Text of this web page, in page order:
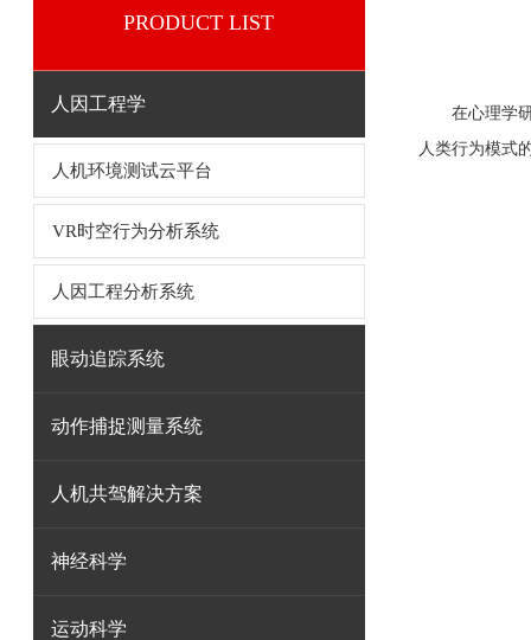
PRODUCT LIST
人因工程学
人机环境测试云平台
VR时空行为分析系统
人因工程分析系统
眼动追踪系统
动作捕捉测量系统
人机共驾解决方案
神经科学
运动科学
在心理学研
人类行为模式